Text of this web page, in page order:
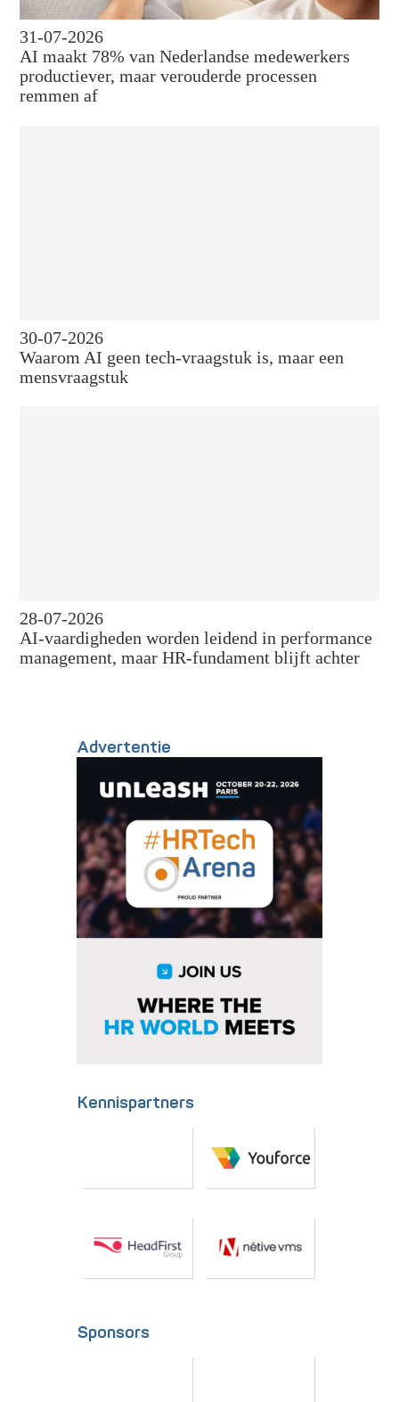
31-07-2026
AI maakt 78% van Nederlandse medewerkers
productiever, maar verouderde processen
remmen af
30-07-2026
Waarom AI geen tech-vraagstuk is, maar een
mensvraagstuk
28-07-2026
AI-vaardigheden worden leidend in performance
management, maar HR-fundament blijft achter
Advertentie
Kennispartners
Sponsors